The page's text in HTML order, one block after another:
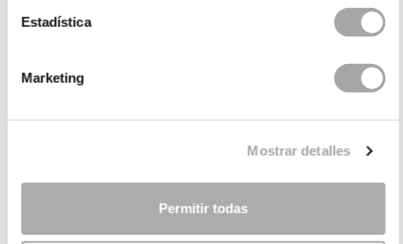
Estadística
Marketing
Mostrar detalles
Permitir todas